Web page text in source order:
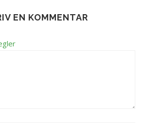
EN KOMMENTAR